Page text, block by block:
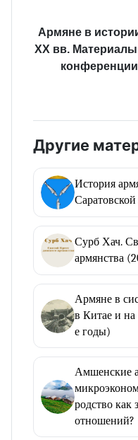
Армяне в
XX вв.
Другие
История
Саратовской
Сурб Хач.
армянства
Армяне в
в Китае и
е годы)
Амшенские
родство как
отношений?